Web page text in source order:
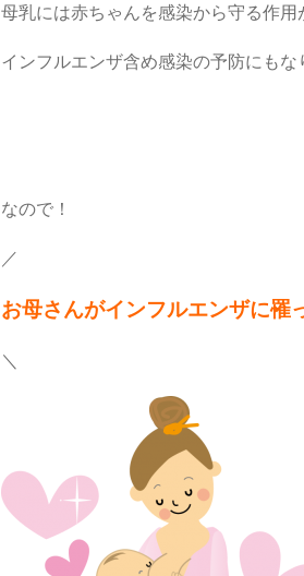
母乳には赤ちゃんを感染から守る作用
インフルエンザ含め感染の予防にも
なので！
／
お母さんがインフルエンザに罹
＼